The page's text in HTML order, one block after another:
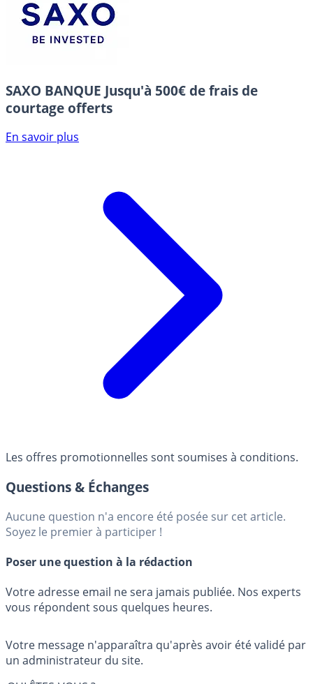
SAXO BANQUE Jusqu'à 500€ de frais de
courtage offerts
En savoir plus
Les offres promotionnelles sont soumises à conditions.
Questions & Échanges
Aucune question n'a encore été posée sur cet article.
Soyez le premier à participer !
Poser une question à la rédaction
Votre adresse email ne sera jamais publiée. Nos experts
vous répondent sous quelques heures.
Votre message n'apparaîtra qu'après avoir été validé par
un administrateur du site.